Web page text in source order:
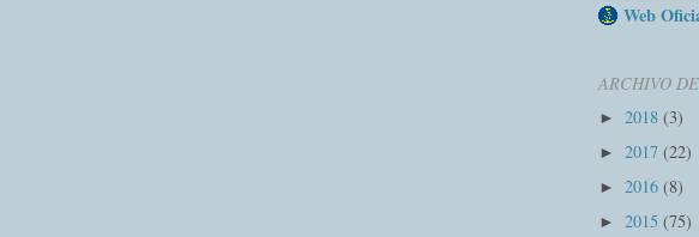
Web
ARCHIVO
► 2018 (3)
► 2017 (22)
► 2016 (8)
► 2015 (75)